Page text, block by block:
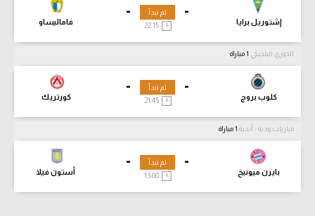
-
إشتوريل برايا
-
فاماليساو
لم تبدأ
22:15
الدوري البلجيكي
-
كلوب بروج
-
كورتريك
لم تبدأ
21:45
مباريات ودية - أندية
-
بايرن ميونيخ
-
أستون فيلا
لم تبدأ
13:00